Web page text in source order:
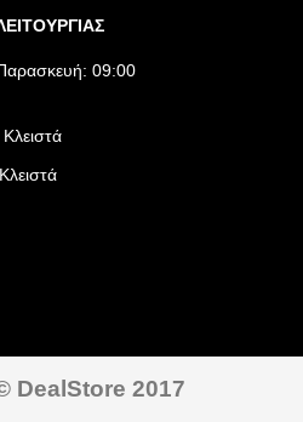
09:00
DealStore 2017